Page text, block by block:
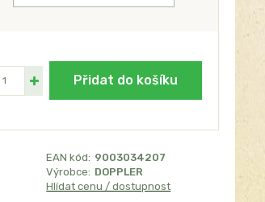
Přidat do košíku
EAN kód: 9003034207
Výrobce: DOPPLER
Hlídat cenu / dostupnost